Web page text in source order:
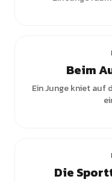
Beim
Ein Junge kniet auf
Die